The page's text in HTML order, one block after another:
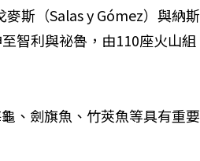
斯（Salas y Gómez）與納斯
智利與祕魯，由110座火山組
、劍旗魚、竹莢魚等具有重要